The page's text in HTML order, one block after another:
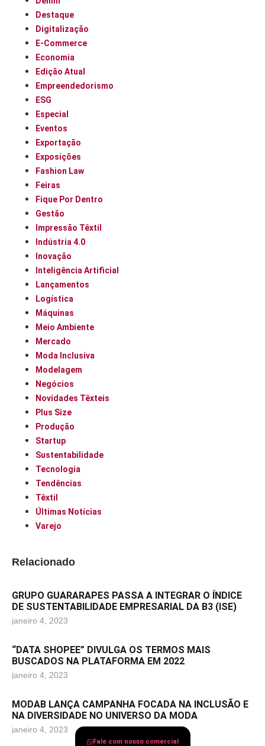
Destaque
Digitalização
E-Commerce
Economia
Edição Atual
Empreendedorismo
ESG
Especial
Eventos
Exportação
Exposições
Fashion Law
Feiras
Fique Por Dentro
Gestão
Impressão Têxtil
Indústria 4.0
Inovação
Inteligência Artificial
Lançamentos
Logística
Máquinas
Meio Ambiente
Mercado
Moda Inclusiva
Modelagem
Negócios
Novidades Têxteis
Plus Size
Produção
Startup
Sustentabilidade
Tecnologia
Tendências
Têxtil
Últimas Notícias
Varejo
Relacionado
GRUPO GUARARAPES PASSA A INTEGRAR O ÍNDICE
DE SUSTENTABILIDADE EMPRESARIAL DA B3 (ISE)
janeiro 4, 2023
“DATA SHOPEE” DIVULGA OS TERMOS MAIS
BUSCADOS NA PLATAFORMA EM 2022
janeiro 4, 2023
MODAB LANÇA CAMPANHA FOCADA NA INCLUSÃO E
NA DIVERSIDADE NO UNIVERSO DA MODA
janeiro 4, 2023
Fale com nosso comercial